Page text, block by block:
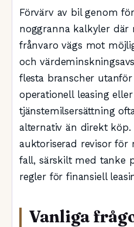
Förvärv av bil genom
noggranna kalkyler där
frånvaro vägs mot
och
flesta branscher
operationell leasing
tjänstemilsersättning
alternativ än direkt köp.
auktoriserad revisor för
fall, särskilt med tanke
regler för finansiell
Vanliga